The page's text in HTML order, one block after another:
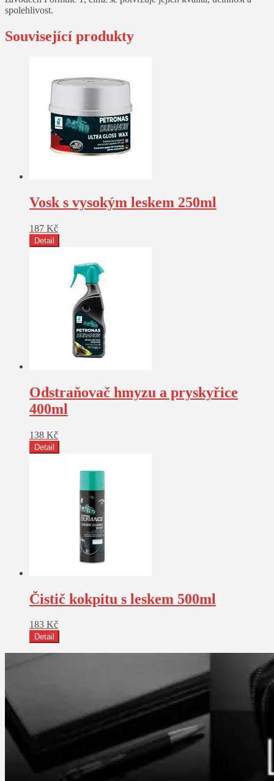
spolehlivost.
Související produkty
Vosk s vysokým leskem 250ml
187 Kč
Detail
Odstraňovač hmyzu a pryskyřice
400ml
138 Kč
Detail
Čistič kokpitu s leskem 500ml
183 Kč
Detail